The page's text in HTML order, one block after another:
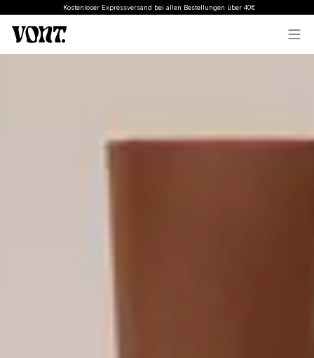
Expressversand bei allen Bestellungen über 40€